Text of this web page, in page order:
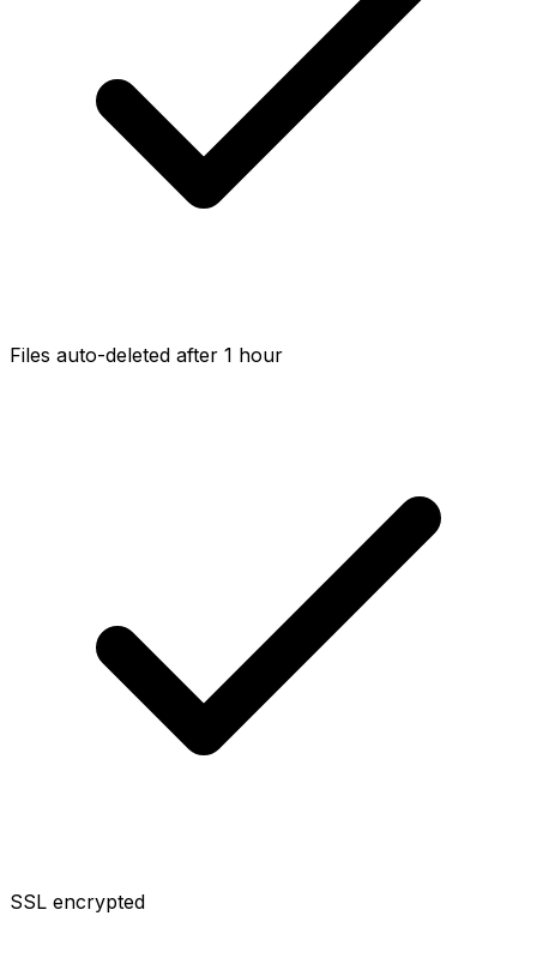
Files auto-deleted after 1 hour
SSL encrypted